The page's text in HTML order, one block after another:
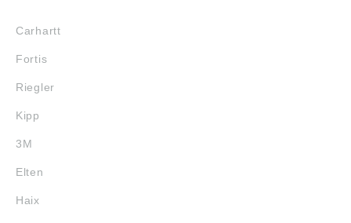
Carhartt
Fortis
Riegler
Kipp
3M
Elten
Haix